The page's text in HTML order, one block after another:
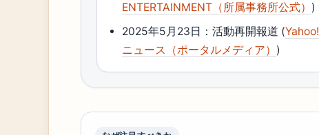
ENTERTAINMENT（所属事務所公式） )
2025年5月23日：活動再開報道 (Yahoo!
ニュース（ポータルメディア） )